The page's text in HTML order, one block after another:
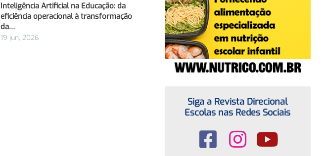
Inteligência Artificial na Educação: da
eficiência operacional à transformação
da…
19 jun, 2026
Siga a Revista Direcional
Escolas nas Redes Sociais